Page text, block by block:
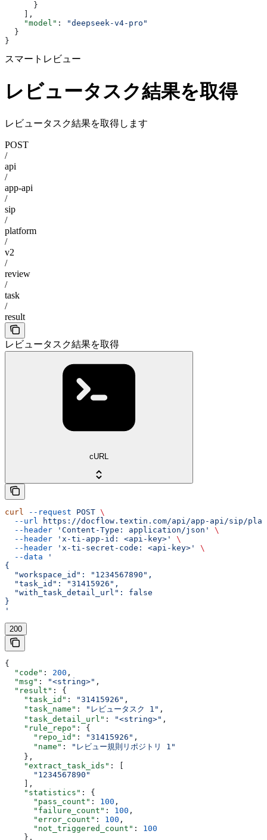
      }
    ],
    "model"
:
"deepseek-v4-pro"
  }
}
スマートレビュー
レビュータスク結果を取得
レビュータスク結果を取得します
POST
/
api
/
app-api
/
sip
/
platform
/
v2
/
review
/
task
/
result
レビュータスク結果を取得
cURL
curl --request POST \
  --url
https://docflow.textin.com/api/app-api/sip/
  --header
'Content-Type: application/json'
\
  --header
'x-ti-app-id: <api-key>'
\
  --header
'x-ti-secret-code: <api-key>'
\
  --data
'
{
  "workspace_id": "1234567890",
  "task_id": "31415926",
  "with_task_detail_url": false
}
'
200
{
  "code"
: 200 ,
  "msg"
: "<string>" ,
  "result"
: {
    "task_id"
: "31415926" ,
    "task_name"
: "レビュータスク 1" ,
    "task_detail_url"
: "<string>" ,
    "rule_repo"
: {
      "repo_id"
: "31415926" ,
      "name"
:
"レビュー規則リポジトリ 1"
    },
    "extract_task_ids"
: [
      "1234567890"
    ],
    "statistics"
: {
      "pass_count"
: 100 ,
      "failure_count"
: 100 ,
      "error_count"
: 100 ,
      "not_triggered_count"
: 100
    },